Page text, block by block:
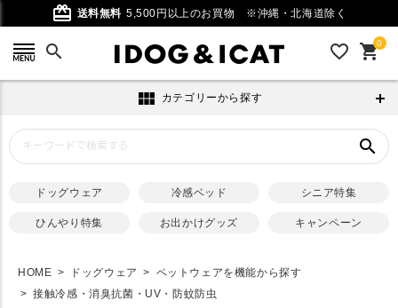
card_giftcard 送料無料 5,500円以上のお買物 ※沖縄・北海道除く
search favorite_outline 0
shopping_cart
view_module カテゴリーから探す
search
ドッグウェア 冷感ベッド シニア特集
ひんやり特集 お出かけグッズ キャンペーン
HOME ドッグウェア
ペットウェアを機能から探す
接触冷感・消臭抗菌・UV・防蚊防虫